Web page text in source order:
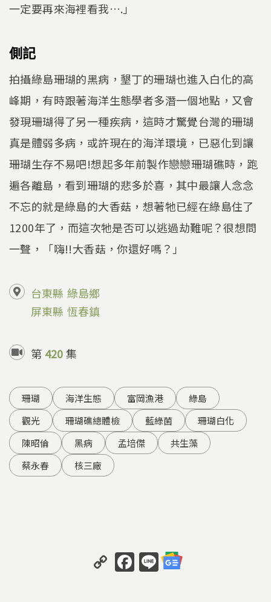
一定要再來海裡看我….」
側記
拍攝綠島珊瑚的黑病，墾丁的珊瑚也進入白化的高
峰期，有時跟著海洋生態學者多潛一個地點，又會
發現珊瑚得了另一種疾病，這時才驚覺台灣的珊瑚
真是體弱多病，或許現在的海洋環境，已惡化到讓
珊瑚生存不易吧!想起多年前製作戀戀珊瑚礁時，跑
遍各離島，看到珊瑚的悲多於喜，其中最讓人念念
不忘的就是綠島的大香菇，想著牠已經在綠島住了
1200年了，而這次牠是否可以逃過劫難呢？很想問
一聲，「嗨!!大香菇，你還好嗎？」
台東縣 綠島鄉
屏東縣 恆春鎮
第 420集
珊瑚 海洋生態 富岡漁港
綠島
觀光
珊瑚礁總體檢 藍綠菌
珊瑚白化
陳昭倫
黑病 孟培傑
共生藻
蔡永春
核三廠
C
o
F
a
Li
n